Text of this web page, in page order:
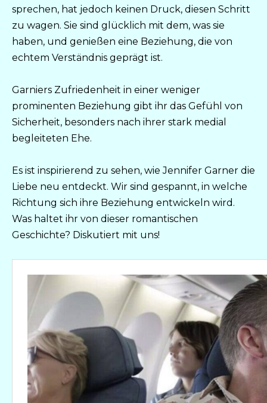
sprechen, hat jedoch keinen Druck, diesen Schritt
zu wagen. Sie sind glücklich mit dem, was sie
haben, und genießen eine Beziehung, die von
echtem Verständnis geprägt ist.
Garniers Zufriedenheit in einer weniger
prominenten Beziehung gibt ihr das Gefühl von
Sicherheit, besonders nach ihrer stark medial
begleiteten Ehe.
Es ist inspirierend zu sehen, wie Jennifer Garner die
Liebe neu entdeckt. Wir sind gespannt, in welche
Richtung sich ihre Beziehung entwickeln wird.
Was haltet ihr von dieser romantischen
Geschichte? Diskutiert mit uns!